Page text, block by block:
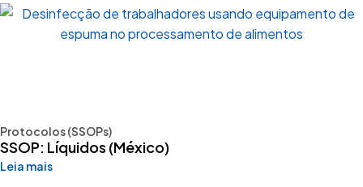
Protocolos (SSOPs)
SSOP: Líquidos (México)
Leia mais